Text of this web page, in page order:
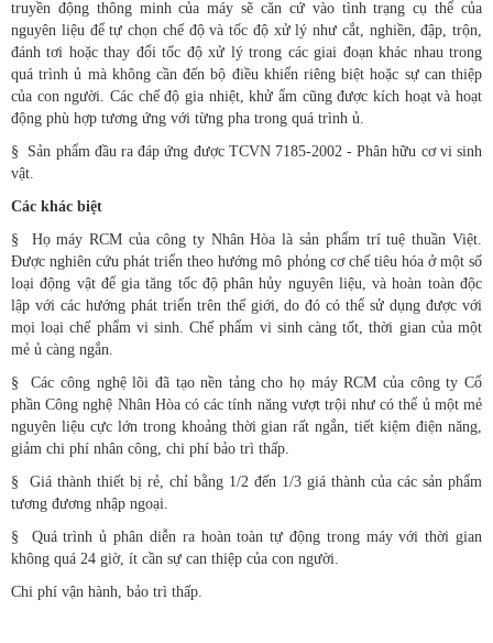
truyền động thông minh của máy sẽ căn cứ vào tình trạng cụ thể của
nguyên liệu để tự chọn chế độ và tốc độ xử lý như cắt, nghiền, đập, trộn,
đánh tơi hoặc thay đổi tốc độ xử lý trong các giai đoạn khác nhau trong
quá trình ủ mà không cần đến bộ điều khiển riêng biệt hoặc sự can thiệp
của con người. Các chế độ gia nhiệt, khử ẩm cũng được kích hoạt và hoạt
động phù hợp tương ứng với từng pha trong quá trình ủ.
§ Sản phẩm đầu ra đáp ứng được TCVN 7185-2002 - Phân hữu cơ vi sinh
vật.
Các khác biệt
§ Họ máy RCM của công ty Nhân Hòa là sản phẩm trí tuệ thuần Việt.
Được nghiên cứu phát triển theo hướng mô phỏng cơ chế tiêu hóa ở một số
loại động vật để gia tăng tốc độ phân hủy nguyên liệu, và hoàn toàn độc
lập với các hướng phát triển trên thế giới, do đó có thể sử dụng được với
mọi loại chế phẩm vi sinh. Chế phẩm vi sinh càng tốt, thời gian của một
mẻ ủ càng ngắn.
§Các công nghệ lõi đã tạo nền tảng cho họ máy RCM của công ty Cổ
phần Công nghệ Nhân Hòa có các tính năng vượt trội như có thể ủ một mẻ
nguyên liệu cực lớn trong khoảng thời gian rất ngắn, tiết kiệm điện năng,
giảm chi phí nhân công, chi phí bảo trì thấp.
§ Giá thành thiết bị rẻ, chỉ bằng 1/2 đến 1/3 giá thành của các sản phẩm
tương đương nhập ngoại.
§ Quá trình ủ phân diễn ra hoàn toàn tự động trong máy với thời gian
không quá 24 giờ, ít cần sự can thiệp của con người.
Chi phí vận hành, bảo trì thấp.